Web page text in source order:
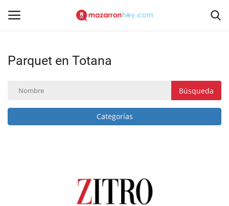
Acceso Registrarse
Inicio
Parquet en Totana
Búsqueda
Categorías